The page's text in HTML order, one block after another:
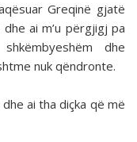
Greqinë gjatë
ai m’u përgjigj pa
dhe
nuk qëndronte.
ai tha diçka që më